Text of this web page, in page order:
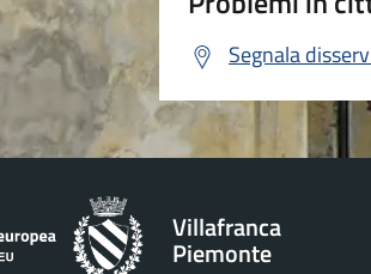
Segnala
Villafranca
Piemonte